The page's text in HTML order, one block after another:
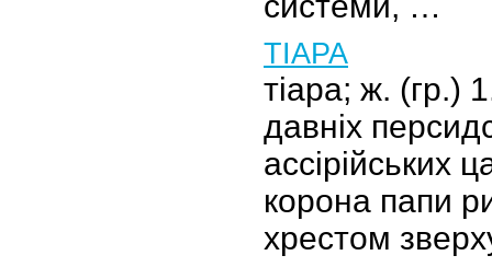
ТІАРА
тіара; ж. (гр.)
давніх
ассірійських
корона папи
хрестом